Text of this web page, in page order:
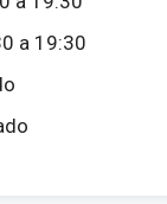
a 19:30